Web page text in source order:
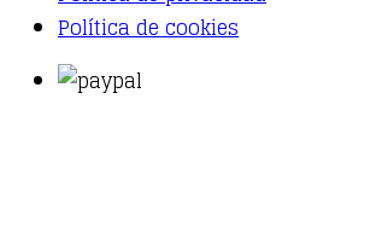
Política de cookies